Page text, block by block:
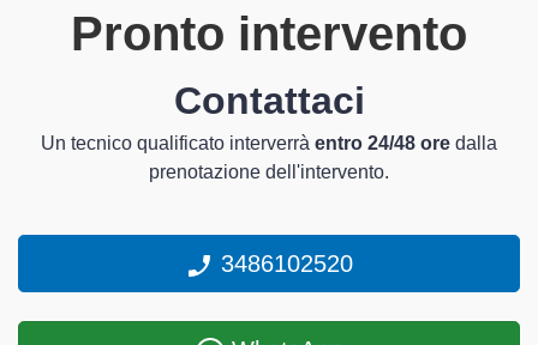
Pronto intervento
Contattaci
Un tecnico qualificato interverrà entro 24/48 ore dalla
prenotazione dell'intervento.
3486102520